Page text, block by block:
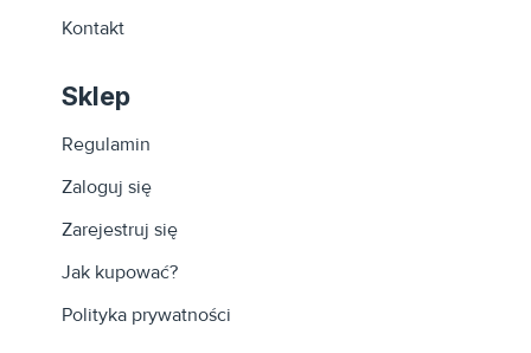
Kontakt
Sklep
Regulamin
Zaloguj się
Zarejestruj się
Jak kupować?
Polityka prywatności